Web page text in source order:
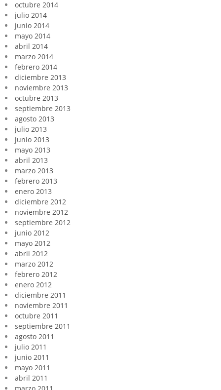
octubre 2014
julio 2014
junio 2014
mayo 2014
abril 2014
marzo 2014
febrero 2014
diciembre 2013
noviembre 2013
octubre 2013
septiembre 2013
agosto 2013
julio 2013
junio 2013
mayo 2013
abril 2013
marzo 2013
febrero 2013
enero 2013
diciembre 2012
noviembre 2012
septiembre 2012
junio 2012
mayo 2012
abril 2012
marzo 2012
febrero 2012
enero 2012
diciembre 2011
noviembre 2011
octubre 2011
septiembre 2011
agosto 2011
julio 2011
junio 2011
mayo 2011
abril 2011